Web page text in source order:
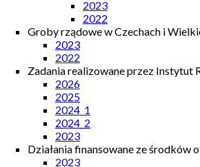
2023
2022
Groby rządowe w Czechach i
2023
2022
Zadania realizowane przez
2026
2025
2024_1
2024_2
2023
Działania finansowane ze
2023